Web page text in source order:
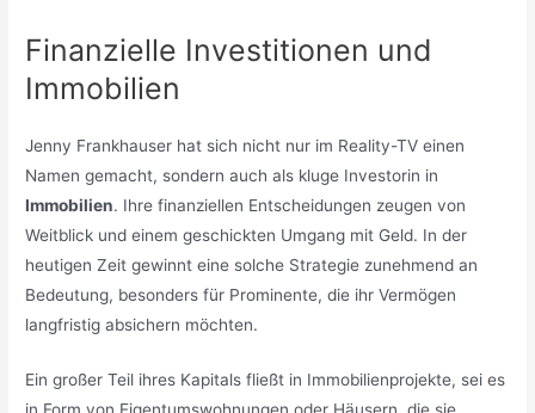
Finanzielle Investitionen und
Immobilien
Jenny Frankhauser hat sich nicht nur im Reality-TV einen
Namen gemacht, sondern auch als kluge Investorin in
Immobilien. Ihre finanziellen Entscheidungen zeugen von
Weitblick und einem geschickten Umgang mit Geld. In der
heutigen Zeit gewinnt eine solche Strategie zunehmend an
Bedeutung, besonders für Prominente, die ihr Vermögen
langfristig absichern möchten.
Ein großer Teil ihres Kapitals fließt in Immobilienprojekte, sei es